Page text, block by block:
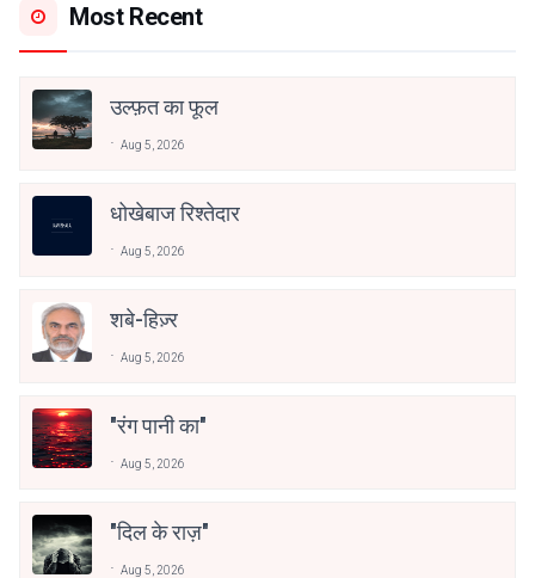
Most Recent
उल्फ़त का फूल
Aug 5, 2026
धोखेबाज रिश्तेदार
Aug 5, 2026
शबे-हिज़्र
Aug 5, 2026
"रंग पानी का"
Aug 5, 2026
"दिल के राज़"
Aug 5, 2026